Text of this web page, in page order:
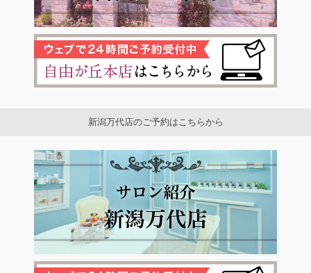
新潟万代店のご予約はこちらから